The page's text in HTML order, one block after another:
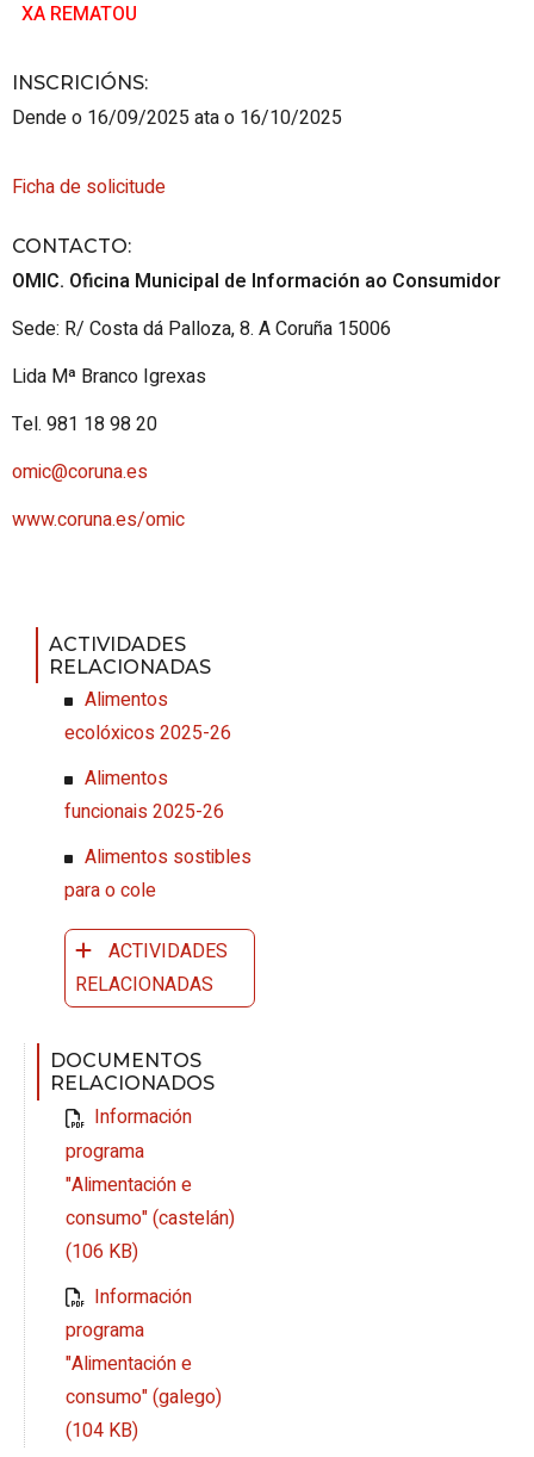
XA REMATOU
INSCRICIÓNS:
Dende o 16/09/2025 ata o 16/10/2025
Ficha de solicitude
CONTACTO:
OMIC. Oficina Municipal de Información ao Consumidor
Sede: R/ Costa dá Palloza, 8. A Coruña 15006
Lida Mª Branco Igrexas
Tel. 981 18 98 20
omic@coruna.es
www.coruna.es/omic
ACTIVIDADES
RELACIONADAS
Alimentos
ecolóxicos 2025-26
Alimentos
funcionais 2025-26
Alimentos sostibles
para o cole
ACTIVIDADES
RELACIONADAS
DOCUMENTOS
RELACIONADOS
Información
programa
"Alimentación e
consumo" (castelán)
(106 KB)
Información
programa
"Alimentación e
consumo" (galego)
(104 KB)